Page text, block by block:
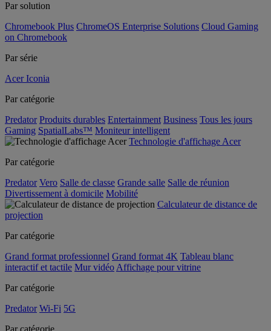
Par solution
Chromebook Plus ChromeOS Enterprise Solutions Cloud Gaming
on Chromebook
Par série
Acer Iconia
Par catégorie
Predator Produits durables Entertainment Business Tous les jours
Gaming SpatialLabs™ Moniteur intelligent
Technologie d'affichage Acer
Par catégorie
Predator Vero Salle de classe Grande salle Salle de réunion
Divertissement à domicile Mobilité
Calculateur de distance de
projection
Par catégorie
Grand format professionnel Grand format 4K Tableau blanc
interactif et tactile Mur vidéo Affichage pour vitrine
Par catégorie
Predator Wi-Fi 5G
Par catégorie